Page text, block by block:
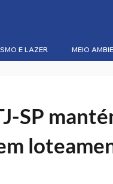
E LAZER MEIO
SP